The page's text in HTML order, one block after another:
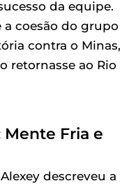
da equipe.
a coesão do grupo
contra o Minas,
retornasse ao Rio
Mente Fria e
descreveu a